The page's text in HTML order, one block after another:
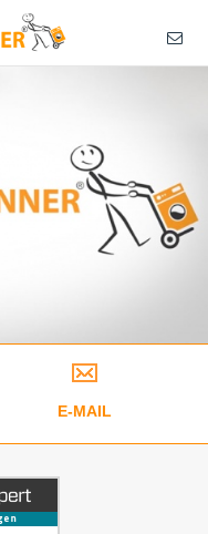
E-MAIL